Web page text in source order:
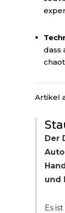
dass
Artikel
Der
und
Es